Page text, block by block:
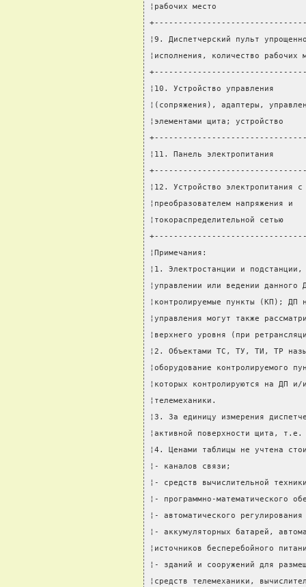
¦рабочих место
¦9. Диспетчерский пульт
¦исполнения, количество
¦10. Устройство
¦(сопряжения), адаптеры,
¦элементами щита;
¦11. Панель
¦12. Устройство
¦преобразователем
¦токораспределительной
¦Примечания:
¦1. Электростанции и
¦управлении или ведении
¦контролируемые пункты (КП); ДП
¦управления могут также
¦верхнего уровня (при
¦2. Объектами ТС, ТУ, ТИ, ТР
¦оборудование контролируемого
¦которых контролируются на ДП
¦телемеханики.
¦3. За единицу измерения
¦активной поверхности щита,
¦4. Ценами таблицы не учтена
¦- каналов связи;
¦- средств
¦- программно-
¦- автоматического
¦- аккумуляторных батарей,
¦источников бесперебойного
¦- зданий и сооружений для
¦средств телемеханики,